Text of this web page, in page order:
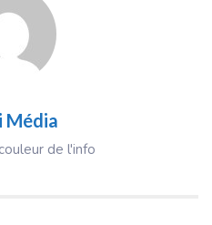
Média
de l'info